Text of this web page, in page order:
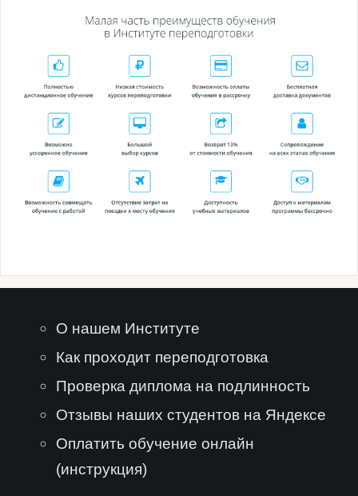
О нашем Институте
Как проходит переподготовка
Проверка диплома на подлинность
Отзывы наших студентов на Яндексе
Оплатить обучение онлайн
(инструкция)